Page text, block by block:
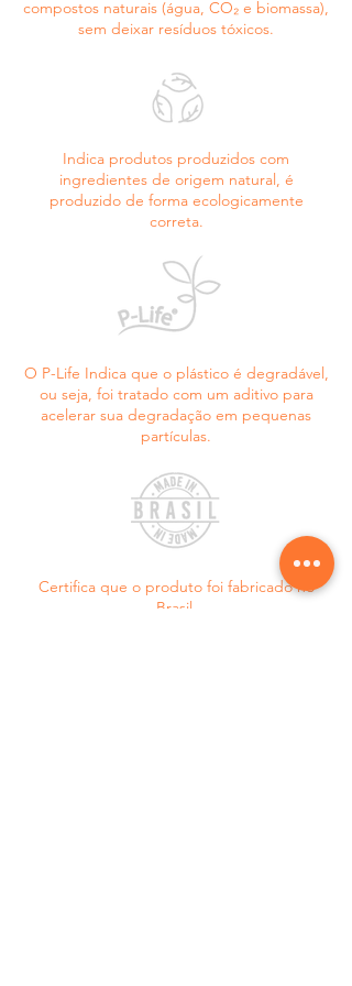
cocos nucifera oil/óleo de coco, macadamia
ternifolia seed oil/óleo da semente de
amêndoa-doce, nelumbo nucifera leaf
extract/extrato da folha de flor-de-lotus, rosa
canina fruit oil/óleo do fruto de rosa-mosqueta,
gardenia taitensis flower extract/extrato da flor
de gardenia do taiti, chamomilla recutita leaf
extract/extrato da folha de camomila, matricaria
recutita flower oil/óleo da flor de camomila.
compostos naturais (água, CO₂ e biomassa),
sem deixar resíduos tóxicos.
Indica produtos produzidos com
ingredientes de origem natural, é
produzido de forma ecologicamente
correta.
O P-Life Indica que o plástico é degradável,
ou seja, foi tratado com um aditivo para
acelerar sua degradação em pequenas
partículas.
Certifica que o produto foi fabricado no
Brasil.